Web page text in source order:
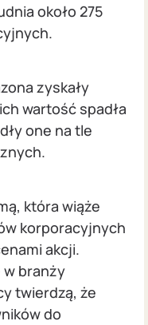
około 275
zyskały
wartość spadła
one na tle
która wiąże
korporacyjnych
akcji.
w branży
twierdzą, że
do